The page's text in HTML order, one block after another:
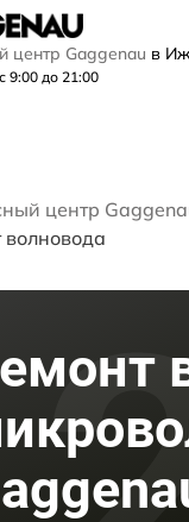
центр Gaggenau в
9:00 до 21:00
центр
волновода